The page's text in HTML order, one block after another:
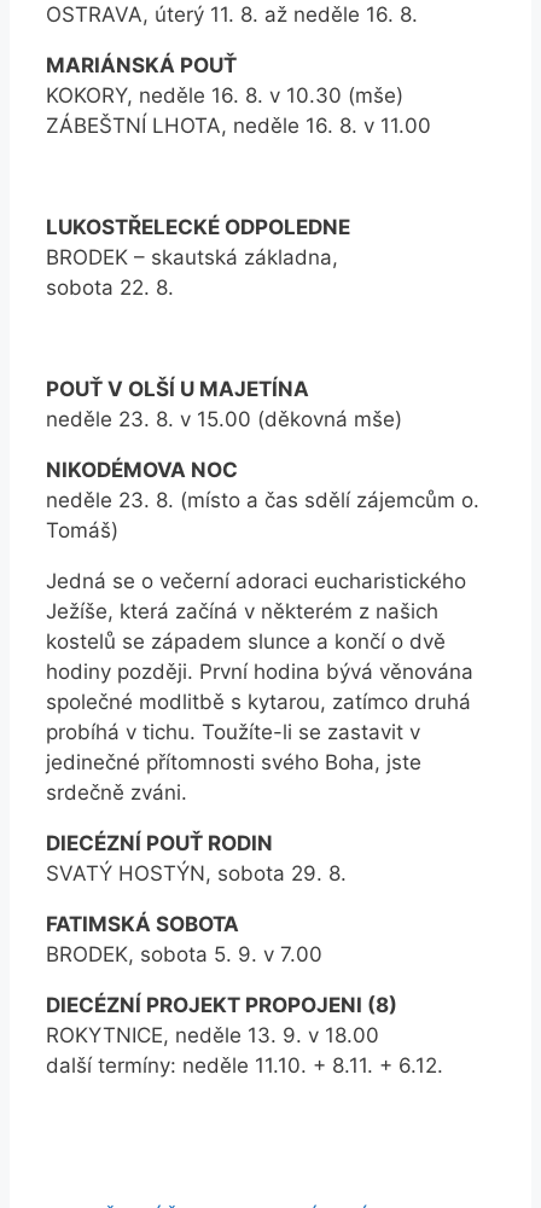
OSTRAVA, úterý 11. 8. až neděle 16. 8.
MARIÁNSKÁ POUŤ
KOKORY, neděle 16. 8. v 10.30 (mše)
ZÁBEŠTNÍ LHOTA, neděle 16. 8. v 11.00
LUKOSTŘELECKÉ ODPOLEDNE
BRODEK – skautská základna,
sobota 22. 8.
POUŤ V OLŠÍ U MAJETÍNA
neděle 23. 8. v 15.00 (děkovná mše)
NIKODÉMOVA NOC
neděle 23. 8. (místo a čas sdělí zájemcům o.
Tomáš)
Jedná se o večerní adoraci eucharistického
Ježíše, která začíná v některém z našich
kostelů se západem slunce a končí o dvě
hodiny později. První hodina bývá věnována
společné modlitbě s kytarou, zatímco druhá
probíhá v tichu. Toužíte-li se zastavit v
jedinečné přítomnosti svého Boha, jste
srdečně zváni.
DIECÉZNÍ POUŤ RODIN
SVATÝ HOSTÝN, sobota 29. 8.
FATIMSKÁ SOBOTA
BRODEK, sobota 5. 9. v 7.00
DIECÉZNÍ PROJEKT PROPOJENI (8)
ROKYTNICE, neděle 13. 9. v 18.00
další termíny: neděle 11.10. + 8.11. + 6.12.